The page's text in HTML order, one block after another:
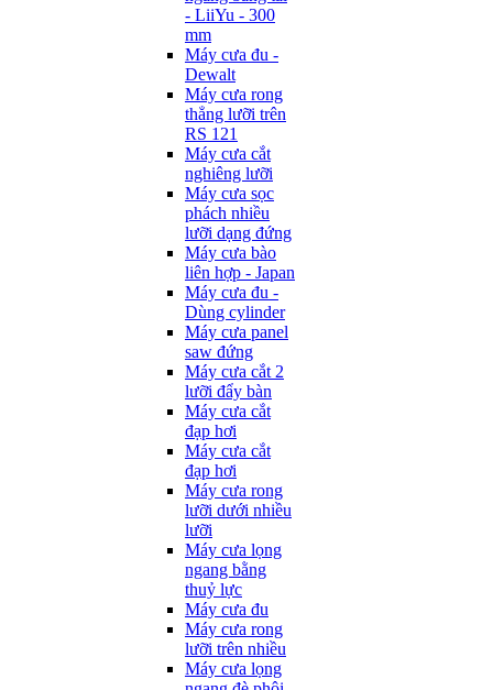
- LiiYu - 300
mm
Máy cưa đu -
Dewalt
Máy cưa rong
thẳng lưỡi trên
RS 121
Máy cưa cắt
nghiêng lưỡi
Máy cưa sọc
phách nhiều
lưỡi dạng đứng
Máy cưa bào
liên hợp - Japan
Máy cưa đu -
Dùng cylinder
Máy cưa panel
saw đứng
Máy cưa cắt 2
lưỡi đẩy bàn
Máy cưa cắt
đạp hơi
Máy cưa cắt
đạp hơi
Máy cưa rong
lưỡi dưới nhiều
lưỡi
Máy cưa lọng
ngang bằng
thuỷ lực
Máy cưa đu
Máy cưa rong
lưỡi trên nhiều
Máy cưa lọng